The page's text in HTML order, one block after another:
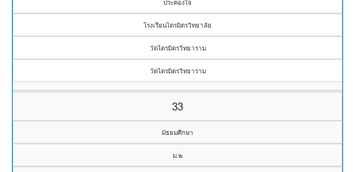
ประคองใจ
โรงเรียนไตรมิตรวิทยาลัย
วัดไตรมิตรวิทยาราม
วัดไตรมิตรวิทยาราม
33
มัธยมศึกษา
ม.๒